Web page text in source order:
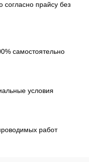
согласно прайсу без
самостоятельно
условия
работ